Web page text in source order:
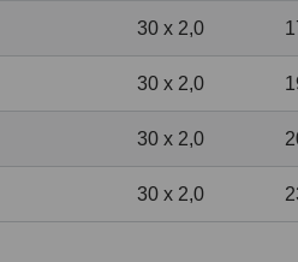
30 x 2,0
30 x 2,0
30 x 2,0
30 x 2,0